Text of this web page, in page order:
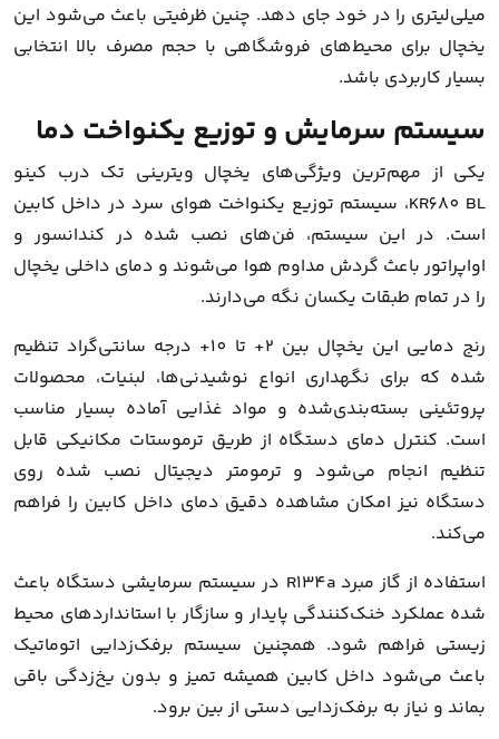
میلی‌لیتری را در خود جای دهد. چنین ظرفیتی باعث می‌شود این
یخچال برای محیط‌های فروشگاهی با حجم مصرف بالا انتخابی
بسیار کاربردی باشد.
سیستم سرمایش و توزیع یکنواخت دما
یکی از مهم‌ترین ویژگی‌های یخچال ویترینی تک درب کینو
KR680 BL، سیستم توزیع یکنواخت هوای سرد در داخل کابین
است. در این سیستم، فن‌های نصب شده در کندانسور و
اواپراتور باعث گردش مداوم هوا می‌شوند و دمای داخلی یخچال
را در تمام طبقات یکسان نگه می‌دارند.
رنج دمایی این یخچال بین 2+ تا 10+ درجه سانتی‌گراد تنظیم
شده که برای نگهداری انواع نوشیدنی‌ها، لبنیات، محصولات
پروتئینی بسته‌بندی‌شده و مواد غذایی آماده بسیار مناسب
است. کنترل دمای دستگاه از طریق ترموستات مکانیکی قابل
تنظیم انجام می‌شود و ترمومتر دیجیتال نصب شده روی
دستگاه نیز امکان مشاهده دقیق دمای داخل کابین را فراهم
می‌کند.
استفاده از گاز مبرد R134a در سیستم سرمایشی دستگاه باعث
شده عملکرد خنک‌کنندگی پایدار و سازگار با استانداردهای محیط
زیستی فراهم شود. همچنین سیستم برفک‌زدایی اتوماتیک
باعث می‌شود داخل کابین همیشه تمیز و بدون یخ‌زدگی باقی
بماند و نیاز به برفک‌زدایی دستی از بین برود.